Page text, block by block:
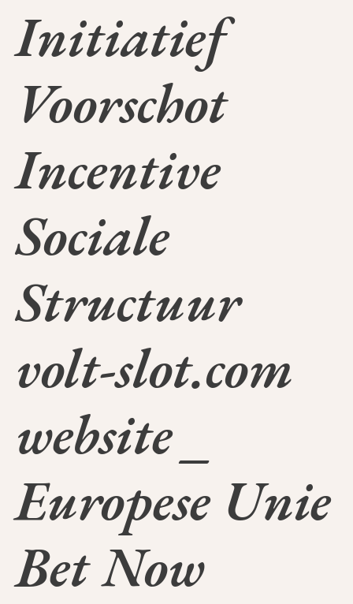
Initiatief
Voorschot
Incentive
Sociale
Structuur
volt-slot.com
website _
Europese Unie
Bet Now